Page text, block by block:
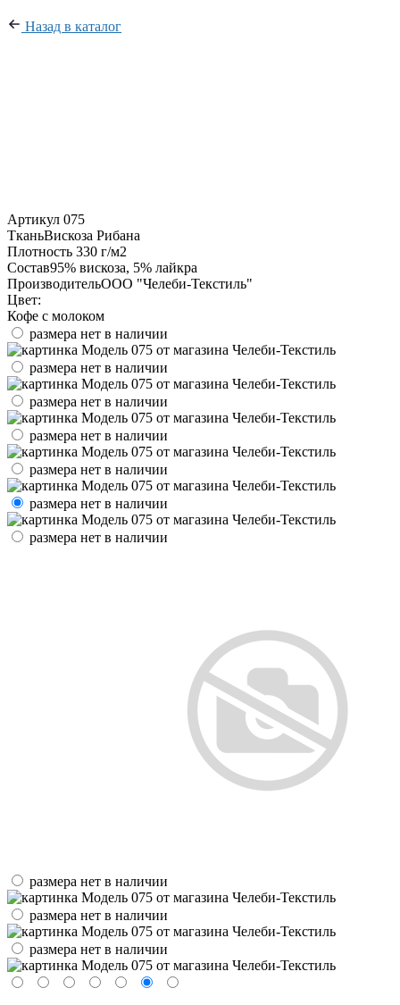
Назад в каталог
Артикул 075
ТканьВискоза Рибана
Плотность 330 г/м2
Состав95% вискоза, 5% лайкра
ПроизводительООО "Челеби-Текстиль"
Цвет:
Кофе с молоком
размера нет в наличии
размера нет в наличии
размера нет в наличии
размера нет в наличии
размера нет в наличии
размера нет в наличии
размера нет в наличии
размера нет в наличии
размера нет в наличии
размера нет в наличии